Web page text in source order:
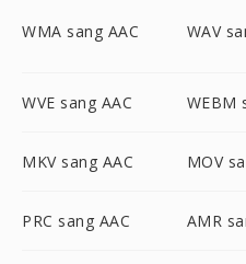
WMA sang AAC WAV
WVE sang AAC WEBM
MKV sang AAC MOV
PRC sang AAC AMR